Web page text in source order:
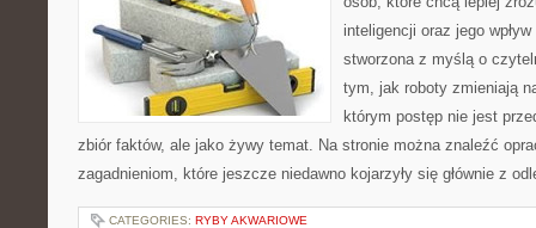
inteligencji oraz jego
stworzona z myślą o
tym, jak roboty zmieniają
którym postęp nie jest
zbiór faktów, ale jako żywy temat. Na stronie można znaleźć
zagadnieniom, które jeszcze niedawno kojarzyły się głównie z
CATEGORIES: RYBY AKWARIOWE